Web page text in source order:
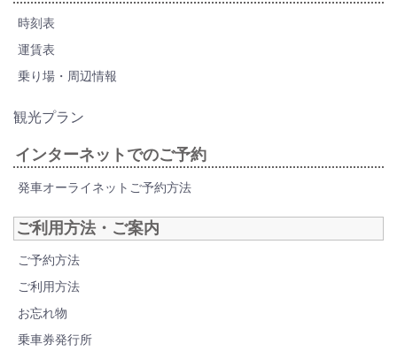
時刻表
運賃表
乗り場・周辺情報
観光プラン
インターネットでのご予約
発車オーライネットご予約方法
ご利用方法・ご案内
ご予約方法
ご利用方法
お忘れ物
乗車券発行所